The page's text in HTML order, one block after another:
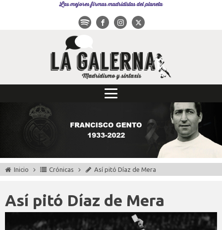
Las mejores firmas madridistas del planeta
Inicio Crónicas Así pitó Díaz de Mera
Así pitó Díaz de Mera